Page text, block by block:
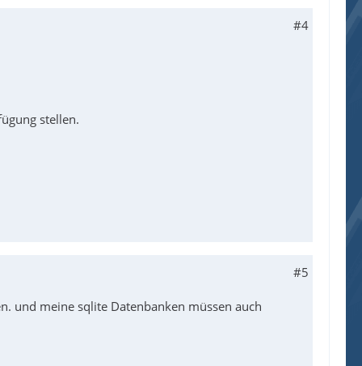
#4
stellen.
#5
und meine sqlite Datenbanken müssen auch